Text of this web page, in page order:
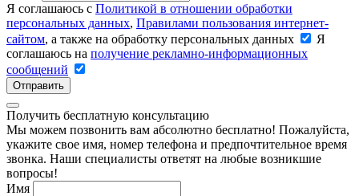
Я соглашаюсь с Политикой в отношении обработки
персональных данных, Правилами пользования интернет-
сайтом, а также на обработку персональных данных
Я
соглашаюсь на получение рекламно-информационных
сообщений
Отправить
Получить бесплатную консультацию
Мы можем позвонить вам абсолютно бесплатно! Пожалуйста,
укажите свое имя, номер телефона и предпочтительное время
звонка. Наши специалисты ответят на любые возникшие
вопросы!
Имя